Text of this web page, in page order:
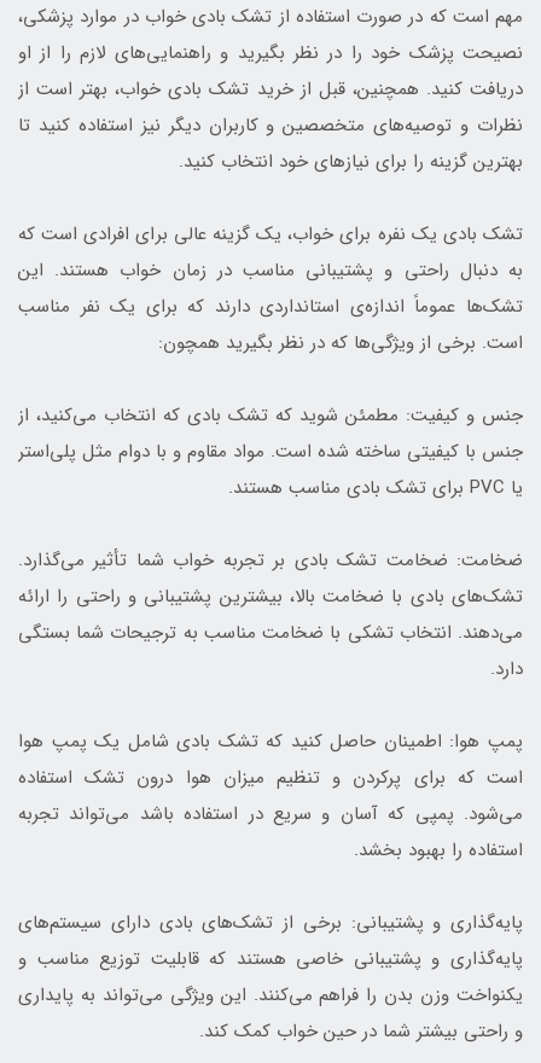
مهم است که در صورت استفاده از تشک بادی خواب در موارد پزشکی،
نصیحت پزشک خود را در نظر بگیرید و راهنمایی‌های لازم را از او
دریافت کنید. همچنین، قبل از خرید تشک بادی خواب، بهتر است از
نظرات و توصیه‌های متخصصین و کاربران دیگر نیز استفاده کنید تا
بهترین گزینه را برای نیازهای خود انتخاب کنید.
تشک بادی یک نفره برای خواب، یک گزینه عالی برای افرادی است که
به دنبال راحتی و پشتیبانی مناسب در زمان خواب هستند. این
تشک‌ها عموماً اندازه‌ی استانداردی دارند که برای یک نفر مناسب
است. برخی از ویژگی‌ها که در نظر بگیرید همچون:
جنس و کیفیت: مطمئن شوید که تشک بادی که انتخاب می‌کنید، از
جنس با کیفیتی ساخته شده است. مواد مقاوم و با دوام مثل پلی‌استر
یا PVC برای تشک بادی مناسب هستند.
ضخامت: ضخامت تشک بادی بر تجربه خواب شما تأثیر می‌گذارد.
تشک‌های بادی با ضخامت بالا، بیشترین پشتیبانی و راحتی را ارائه
می‌دهند. انتخاب تشکی با ضخامت مناسب به ترجیحات شما بستگی
دارد.
پمپ هوا: اطمینان حاصل کنید که تشک بادی شامل یک پمپ هوا
است که برای پرکردن و تنظیم میزان هوا درون تشک استفاده
می‌شود. پمپی که آسان و سریع در استفاده باشد می‌تواند تجربه
استفاده را بهبود بخشد.
پایه‌گذاری و پشتیبانی: برخی از تشک‌های بادی دارای سیستم‌های
پایه‌گذاری و پشتیبانی خاصی هستند که قابلیت توزیع مناسب و
یکنواخت وزن بدن را فراهم می‌کنند. این ویژگی می‌تواند به پایداری
و راحتی بیشتر شما در حین خواب کمک کند.